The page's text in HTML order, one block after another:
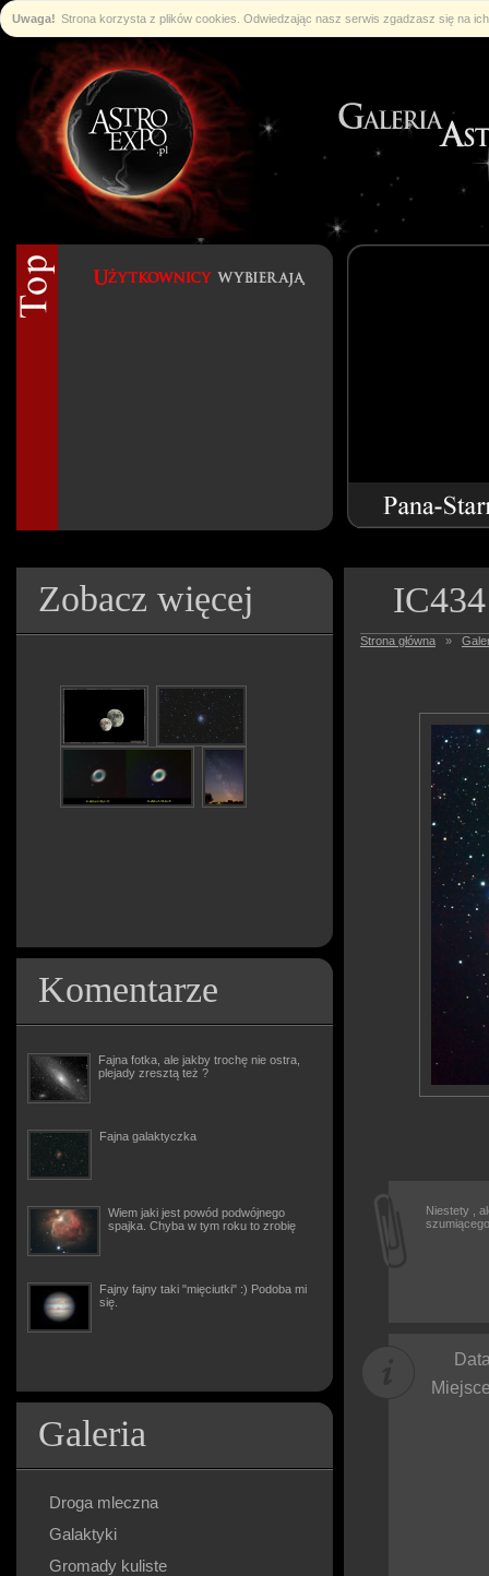
Uwaga! Strona korzysta z plików cookies. Odwiedzając nasz serwis zgadzasz się na
Zobacz więcej
Komentarze
Fajna fotka, ale jakby trochę nie ostra,
plejady zresztą też ?
Fajna galaktyczka
Wiem jaki jest powód podwójnego
spajka. Chyba w tym roku to zrobię
Fajny fajny taki "mięciutki" :) Podoba mi
się.
Galeria
Droga mleczna
Galaktyki
Gromady kuliste
IC434
Strona główna »
Niestety ,